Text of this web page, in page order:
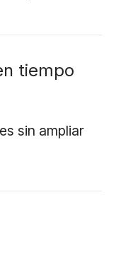
tiempo
sin ampliar